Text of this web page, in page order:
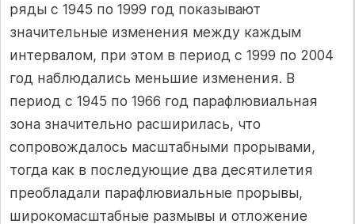
ряды с 1945 по 1999 год показывают
значительные изменения между каждым
интервалом, при этом в период с 1999 по 2004
год наблюдались меньшие изменения. В
период с 1945 по 1966 год парафлювиальная
зона значительно расширилась, что
сопровождалось масштабными прорывами,
тогда как в последующие два десятилетия
преобладали парафлювиальные прорывы,
широкомасштабные размывы и отложение